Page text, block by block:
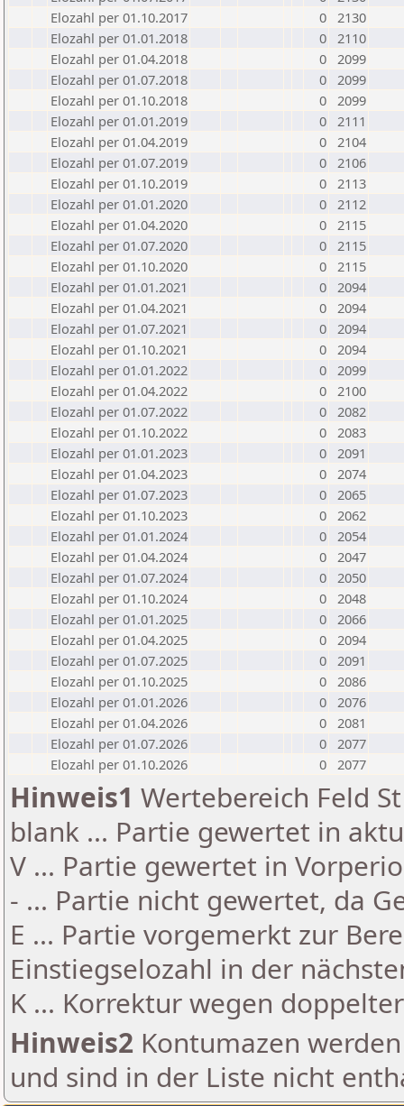
Elozahl per 01.10.2017
0 2130
Elozahl per 01.01.2018
0 2110
Elozahl per 01.04.2018
0 2099
Elozahl per 01.07.2018
0 2099
Elozahl per 01.10.2018
0 2099
Elozahl per 01.01.2019
0 2111
Elozahl per 01.04.2019
0 2104
Elozahl per 01.07.2019
0 2106
Elozahl per 01.10.2019
0 2113
Elozahl per 01.01.2020
0 2112
Elozahl per 01.04.2020
0 2115
Elozahl per 01.07.2020
0 2115
Elozahl per 01.10.2020
0 2115
Elozahl per 01.01.2021
0 2094
Elozahl per 01.04.2021
0 2094
Elozahl per 01.07.2021
0 2094
Elozahl per 01.10.2021
0 2094
Elozahl per 01.01.2022
0 2099
Elozahl per 01.04.2022
0 2100
Elozahl per 01.07.2022
0 2082
Elozahl per 01.10.2022
0 2083
Elozahl per 01.01.2023
0 2091
Elozahl per 01.04.2023
0 2074
Elozahl per 01.07.2023
0 2065
Elozahl per 01.10.2023
0 2062
Elozahl per 01.01.2024
0 2054
Elozahl per 01.04.2024
0 2047
Elozahl per 01.07.2024
0 2050
Elozahl per 01.10.2024
0 2048
Elozahl per 01.01.2025
0 2066
Elozahl per 01.04.2025
0 2094
Elozahl per 01.07.2025
0 2091
Elozahl per 01.10.2025
0 2086
Elozahl per 01.01.2026
0 2076
Elozahl per 01.04.2026
0 2081
Elozahl per 01.07.2026
0 2077
Elozahl per 01.10.2026
0 2077
Hinweis1 Wertebereich Feld
blank ... Partie gewertet in
V ... Partie gewertet in
- ... Partie nicht gewertet, da
E ... Partie vorgemerkt zur
Einstiegselozahl in der
K ... Korrektur wegen
Hinweis2 Kontumazen
und sind in der Liste nicht